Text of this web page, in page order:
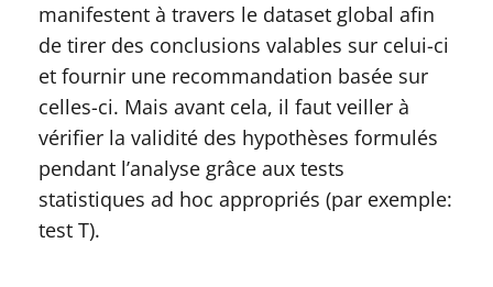
manifestent à travers le dataset global afin
de tirer des conclusions valables sur celui-ci
et fournir une recommandation basée sur
celles-ci. Mais avant cela, il faut veiller à
vérifier la validité des hypothèses formulés
pendant l’analyse grâce aux tests
statistiques ad hoc appropriés (par exemple:
test T).